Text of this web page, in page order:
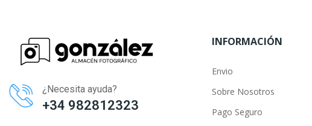
¿Necesita ayuda?
+34 982812323
INFORMACIÓN
Envio
Sobre Nosotros
Pago Seguro